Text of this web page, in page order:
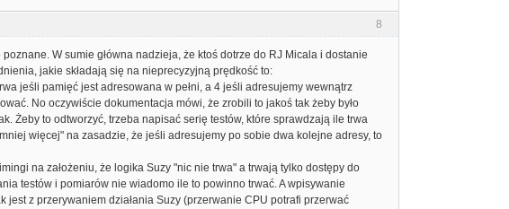
8
W sumie główna nadzieja, że ktoś dotrze do RJ Micala i dostanie
jakie składają się na nieprecyzyjną prędkość to:
jeśli pamięć jest adresowana w pełni, a 4 jeśli adresujemy wewnątrz
No oczywiście dokumentacja mówi, że zrobili to jakoś tak żeby było
Żeby to odtworzyć, trzeba napisać serię testów, które sprawdzają ile trwa
więcej" na zasadzie, że jeśli adresujemy po sobie dwa kolejne adresy, to
na założeniu, że logika Suzy "nic nie trwa" a trwają tylko dostępy do
testów i pomiarów nie wiadomo ile to powinno trwać. A wpisywanie
z przerywaniem działania Suzy (przerwanie CPU potrafi przerwać